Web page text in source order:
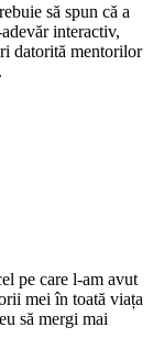
să spun că a
interactiv,
datorită mentorilor
pe care l-am avut
mei în toată viața
să mergi mai